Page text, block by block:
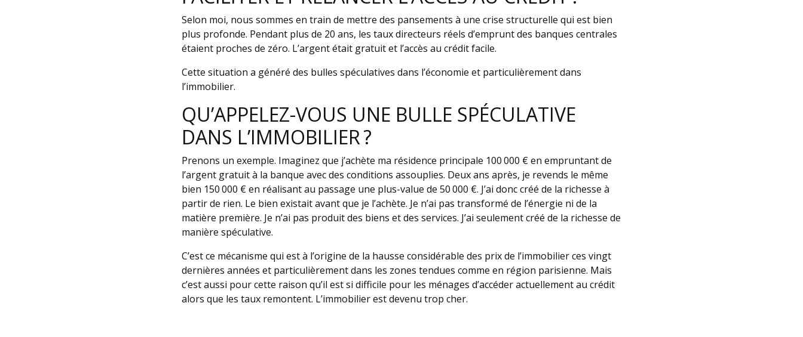
Selon moi, nous sommes en train de mettre des pansements à une crise structurelle qui est bien
plus profonde. Pendant plus de 20 ans, les taux directeurs réels d’emprunt des banques centrales
étaient proches de zéro. L’argent était gratuit et l’accès au crédit facile.
Cette situation a généré des bulles spéculatives dans l’économie et particulièrement dans
l’immobilier.
QU’APPELEZ-VOUS UNE BULLE SPÉCULATIVE
DANS L’IMMOBILIER ?
Prenons un exemple. Imaginez que j’achète ma résidence principale 100 000 € en empruntant de
l’argent gratuit à la banque avec des conditions assouplies. Deux ans après, je revends le même
bien 150 000 € en réalisant au passage une plus-value de 50 000 €. J’ai donc créé de la richesse à
partir de rien. Le bien existait avant que je l’achète. Je n’ai pas transformé de l’énergie ni de la
matière première. Je n’ai pas produit des biens et des services. J’ai seulement créé de la richesse de
manière spéculative.
C’est ce mécanisme qui est à l’origine de la hausse considérable des prix de l’immobilier ces vingt
dernières années et particulièrement dans les zones tendues comme en région parisienne. Mais
c’est aussi pour cette raison qu’il est si difficile pour les ménages d’accéder actuellement au crédit
alors que les taux remontent. L’immobilier est devenu trop cher.